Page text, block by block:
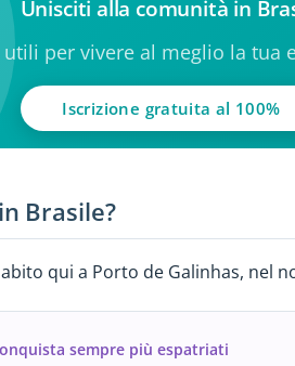
Unisciti alla comunità in
per vivere al meglio la tua
Iscrizione gratuita al 100%
Brasile?
qui a Porto de Galinhas, nel
sempre più espatriati